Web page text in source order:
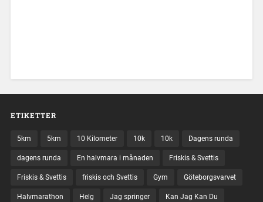
ETIKETTER
5km 5km 10 Kilometer 10k 10k Dagens runda
dagens runda En halvmara i månaden Friskis & Svettis
Friskis & Svettis friskis och Svettis Gym Göteborgsvarvet
Halvmarathon Helg Jag springer Kan Jag Kan Du